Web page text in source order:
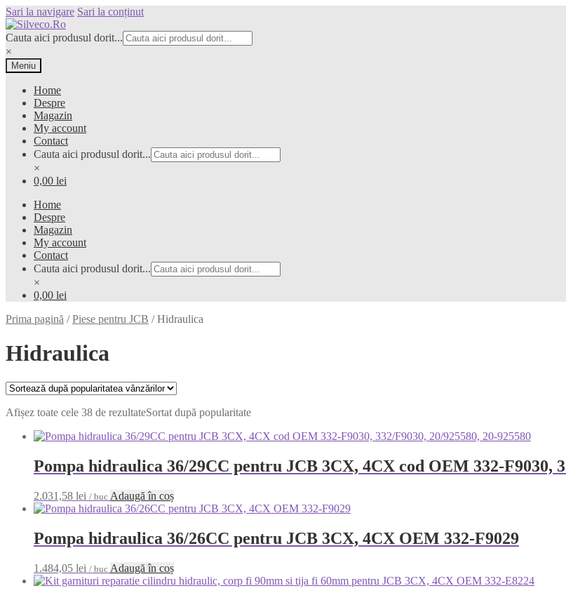
Sari la navigare Sari la conținut
Cauta aici produsul dorit...
×
Meniu
Home
Despre
Magazin
My account
Contact
Cauta aici produsul dorit...
×
0,00 lei
Home
Despre
Magazin
My account
Contact
Cauta aici produsul dorit...
×
0,00 lei
Prima pagină /Piese pentru JCB /Hidraulica
Hidraulica
Afișez toate cele 38 de rezultateSortat după popularitate
Pompa hidraulica 36/29CC pentru JCB 3CX, 4CX cod OEM 332-F9030,
2.031,58 lei / buc Adaugă în coș
Pompa hidraulica 36/26CC pentru JCB 3CX, 4CX OEM 332-F9029
1.484,05 lei / buc Adaugă în coș